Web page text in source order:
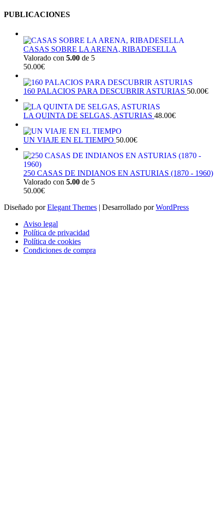
PUBLICACIONES
CASAS SOBRE LA ARENA, RIBADESELLA
Valorado con 5.00 de 5
50.00€
160 PALACIOS PARA DESCUBRIR ASTURIAS 50.00€
LA QUINTA DE SELGAS, ASTURIAS 48.00€
UN VIAJE EN EL TIEMPO 50.00€
250 CASAS DE INDIANOS EN ASTURIAS (1870 - 1960)
Valorado con 5.00 de 5
50.00€
Diseñado porElegant Themes | Desarrollado porWordPress
Aviso legal
Política de privacidad
Política de cookies
Condiciones de compra